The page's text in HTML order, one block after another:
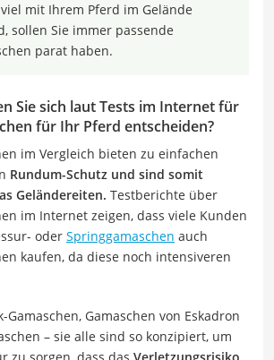
mit Ihrem Pferd im Gelände
sollen Sie immer passende
parat haben.
Sie sich laut Tests im Internet für
für Ihr Pferd entscheiden?
im Vergleich bieten zu einfachen
Rundum-Schutz und sind somit
Geländereiten. Testberichte über
im Internet zeigen, dass viele Kunden
oder Springgamaschen auch
kaufen, da diese noch intensiveren
Gamaschen, Gamaschen von Eskadron
– sie alle sind so konzipiert, um